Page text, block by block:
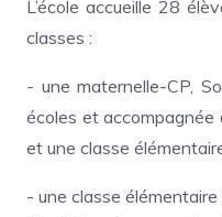
L’école accueille 28
classes :
- une maternelle-CP,
écoles et
et une classe
- une classe